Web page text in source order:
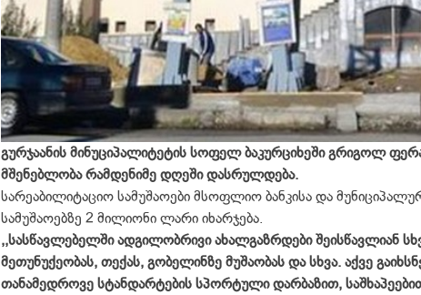
გურჯაანის მინუციპალიტეტის სოფელ ბაკურციხეში გრიგოლ
მშენებლობა რამდენიმე დღეში დასრულდება.
სარეაბილიტაციო სამუშაოები მსოფლიო ბანკისა და
სამუშაოებზე 2 მილიონი ლარი იხარჯება.
,,სასწავლებელში ადგილობრივი ახალგაზრდები შეისწავლიან
მეთუნუქეობას, თექას, გობელინზე მუშაობას და სხვა. აქვე
თანამედროვე სტანდარტების სპორტული დარბაზით,